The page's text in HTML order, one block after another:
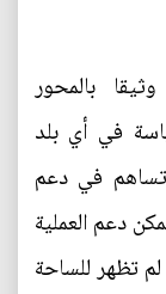
بالمحور
في أي بلد
تساهم في دعم
دعم العملية
تظهر للساحة